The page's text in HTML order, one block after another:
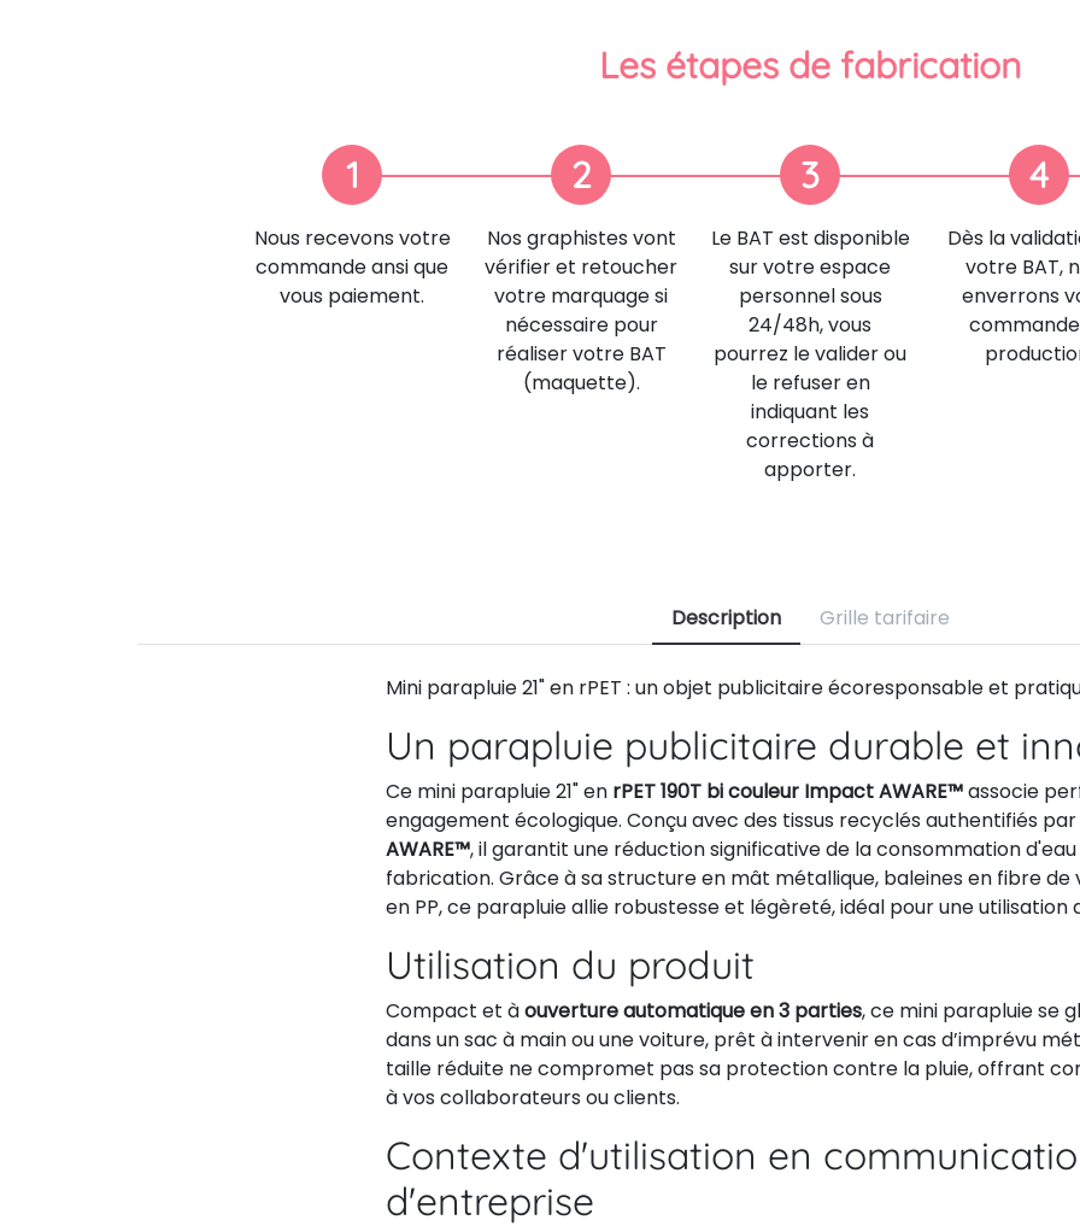
Les étapes de fabrication
1
Nous recevons votre
commande ansi que
vous paiement.
2
Nos graphistes vont
vérifier et retoucher
votre marquage si
nécessaire pour
réaliser votre BAT
(maquette).
3
Le BAT est disponible
sur votre espace
personnel sous
24/48h, vous
pourrez le valider ou
le refuser en
indiquant les
corrections à
apporter.
4
Dès la
votre BAT,
enverrons
Description Grille tarifaire
Mini parapluie 21" en rPET : un objet publicitaire écoresponsable et
Un parapluie publicitaire durable et
Ce mini parapluie 21" en rPET 190T bi couleur Impact AWARE™associe
engagement écologique. Conçu avec des tissus recyclés authentifiés
AWARE™, il garantit une réduction significative de la consommation
fabrication. Grâce à sa structure en mât métallique, baleines en fibre
en PP, ce parapluie allie robustesse et légèreté, idéal pour une utilisation
Utilisation du produit
Compact et àouverture automatique en 3 parties, ce mini parapluie se
dans un sac à main ou une voiture, prêt à intervenir en cas d’imprévu
taille réduite ne compromet pas sa protection contre la pluie, offrant
à vos collaborateurs ou clients.
Contexte d'utilisation en
d'entreprise